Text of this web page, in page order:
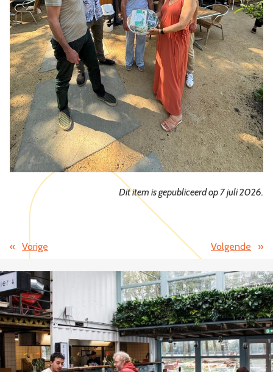
Dit item is gepubliceerd op 7 juli 2026.
« Vorige Volgende »